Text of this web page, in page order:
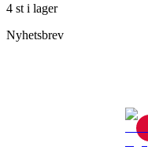
4 st i lager
Nyhetsbrev